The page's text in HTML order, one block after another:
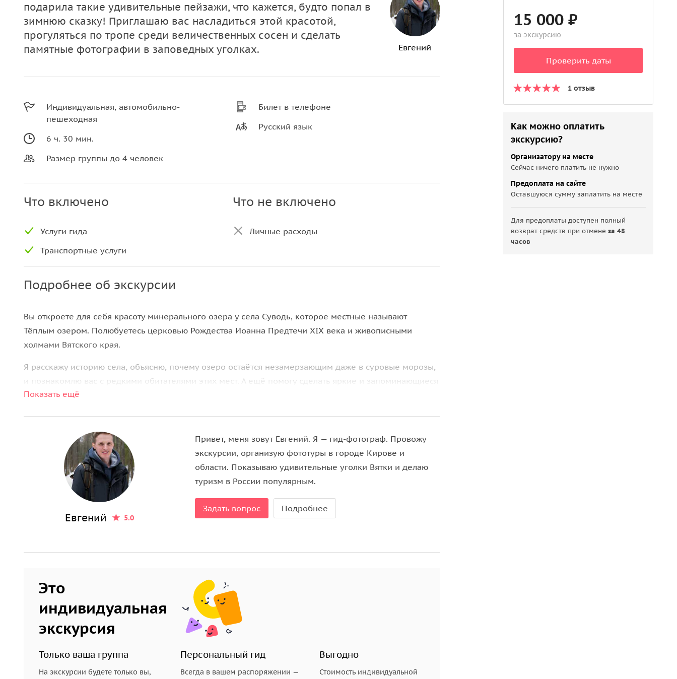
подарила такие удивительные пейзажи, что кажется, будто попал в
зимнюю сказку! Приглашаю вас насладиться этой красотой,
прогуляться по тропе среди величественных сосен и сделать
памятные фотографии в заповедных уголках.
Евгений
Индивидуальная, автомобильно-
пешеходная
6 ч. 30 мин.
Размер группы до 4 человек
Билет в телефоне
Русский язык
Что включено
Услуги гида
Транспортные услуги
Что не включено
Личные расходы
Подробнее об экскурсии
Вы откроете для себя красоту минерального озера у села Суводь, которое местные называют
Тёплым озером. Полюбуетесь церковью Рождества Иоанна Предтечи XIX века и живописными
холмами Вятского края.
Я расскажу историю села, объясню, почему озеро остаётся незамерзающим даже в суровые морозы,
и познакомлю вас с редкими обитателями этих мест. А ещё помогу сделать яркие и запоминающиеся
снимки на вашу технику.
Показать ещё
Евгений 5.0
Привет, меня зовут Евгений. Я — гид-фотограф. Провожу
экскурсии, организую фототуры в городе Кирове и
области. Показываю удивительные уголки Вятки и делаю
туризм в России популярным.
Задать вопрос Подробнее
Это
индивидуальная
экскурсия
Только ваша группа
На экскурсии будете только вы,
Персональный гид
Всегда в вашем распоряжении —
Выгодно
Стоимость индивидуальной
15 000 ₽
за экскурсию
Проверить даты
1 отзыв
Как можно оплатить
экскурсию?
Организатору на месте
Сейчас ничего платить не нужно
Предоплата на сайте
Оставшуюся сумму заплатить на месте
Для предоплаты доступен полный
возврат средств при отменеза 48
часов